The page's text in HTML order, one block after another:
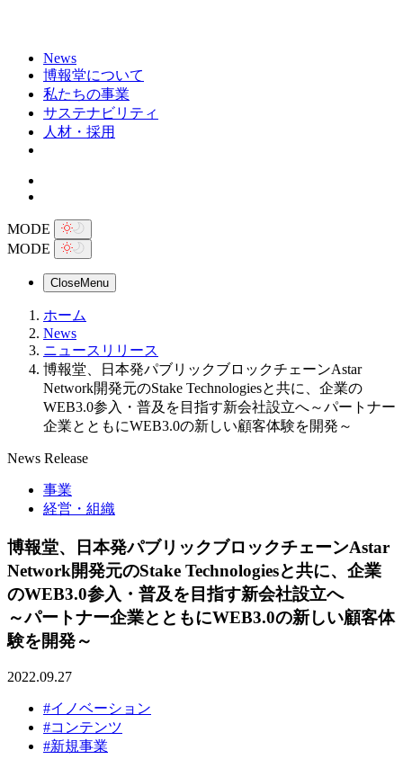
News
博報堂について
私たちの事業
サステナビリティ
人材・採用
MODE
MODE
CloseMenu
ホーム
News
ニュースリリース
博報堂、日本発パブリックブロックチェーンAstar
Network開発元のStake Technologiesと共に、企業の
WEB3.0参入・普及を目指す新会社設立へ～パートナー
企業とともにWEB3.0の新しい顧客体験を開発～
News Release
事業
経営・組織
博報堂、日本発パブリックブロックチェーンAstar
Network開発元のStake Technologiesと共に、企業
のWEB3.0参入・普及を目指す新会社設立へ
～パートナー企業とともにWEB3.0の新しい顧客体
験を開発～
2022.09.27
#イノベーション
#コンテンツ
#新規事業